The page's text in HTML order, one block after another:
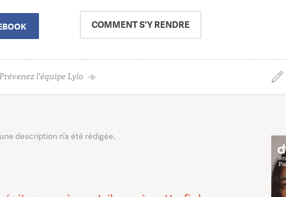
COMMENTS'Y RENDRE
l'équipe Lylo
description n’a été rédigée.